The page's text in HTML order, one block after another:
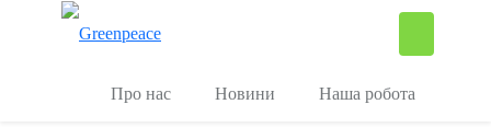
Про нас Новини Наша робота